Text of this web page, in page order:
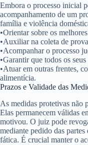
Embora o processo inicial
acompanhamento de um
família e violência
•Orientar sobre os
•Auxiliar na coleta de
•Acompanhar o processo
•Garantir que todos os
•Atuar em outras frentes,
alimentícia.
Prazos e Validade das
As medidas protetivas não
Elas permanecem válidas
motivou. O juiz pode
mediante pedido das
fática. É crucial manter o